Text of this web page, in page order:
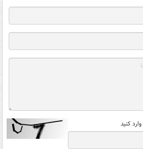
کنید